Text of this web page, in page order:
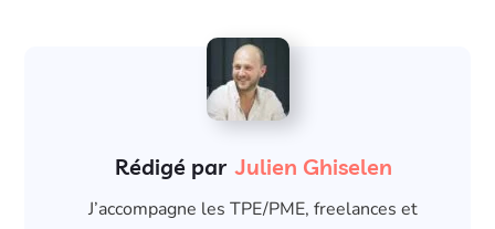
Rédigé par Julien Ghiselen
J’accompagne les TPE/PME, freelances et